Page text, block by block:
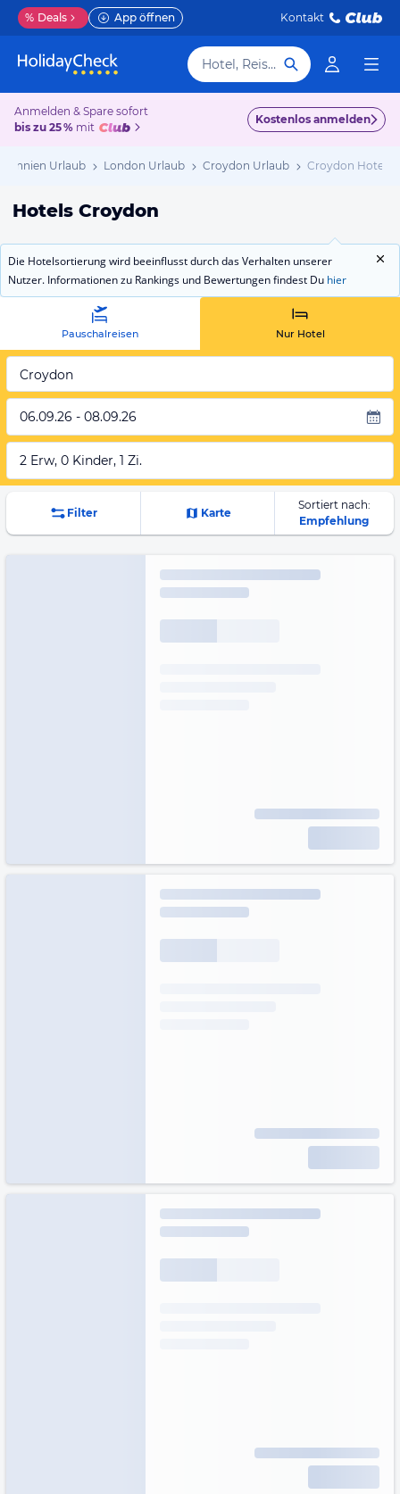
% Deals App öffnen Kontakt
Hotel, Reiseziel
Anmelden & Spare sofort
bis zu 25 % mit
Kostenlos anmelden
Urlaub London Urlaub Croydon Urlaub Croydon Hotels
Hotels Croydon
Die Hotelsortierung wird beeinflusst durch das Verhalten unserer
Nutzer. Informationen zu Rankings und Bewertungen findest Du hier
Pauschalreisen Nur Hotel
Croydon
06.09.26 - 08.09.26
2 Erw, 0 Kinder, 1 Zi.
Filter Karte
Sortiert nach:
Empfehlung